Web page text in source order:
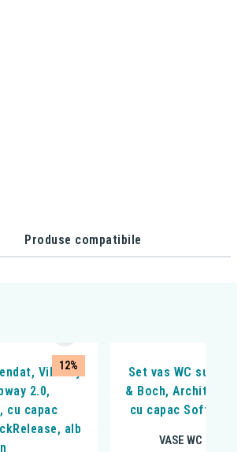
Produse compatibile
12%
Villeroy
2.0,
cu capac
alb
Set vas WC
& Boch,
cu capac Soft
VASE WC